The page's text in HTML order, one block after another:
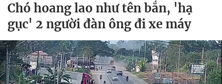
Chó hoang lao như tên bắn, 'hạ
gục' 2 người đàn ông đi xe máy